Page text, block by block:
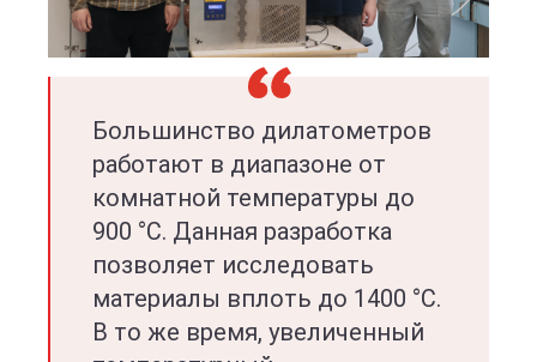
Большинство дилатометров
работают в диапазоне от
комнатной температуры до
900 °C. Данная разработка
позволяет исследовать
материалы вплоть до 1400 °C.
В то же время, увеличенный